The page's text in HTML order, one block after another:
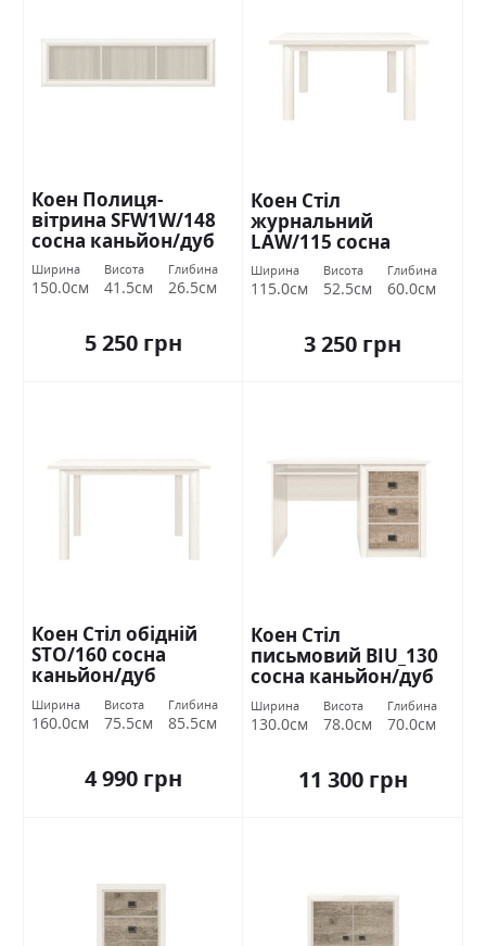
Коен Полиця-
вітрина SFW1W/148
сосна каньйон/дуб
корабельний БРВ
Україна
Ширина
150.0см
Висота
41.5см
Глибина
26.5см
5 250 грн
Коен Стіл
журнальний
LAW/115 сосна
каньйон/дуб
корабельний БРВ
Ширина
115.0см
Висота
52.5см
Глибина
60.0см
3 250 грн
Коен Стіл обідній
STO/160 сосна
каньйон/дуб
корабельний БРВ
Україна
Ширина
160.0см
Висота
75.5см
Глибина
85.5см
4 990 грн
Коен Стіл
письмовий BIU_130
сосна каньйон/дуб
корабельний БРВ
Україна
Ширина
130.0см
Висота
78.0см
Глибина
70.0см
11 300 грн